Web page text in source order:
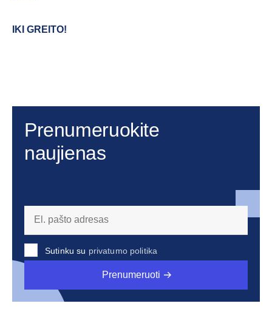
IKI GREITO!
Prenumeruokite
naujienas
Sutinku su privatumo politika
Prenumeruoti